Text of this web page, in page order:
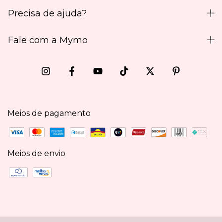
Precisa de ajuda?
Fale com a Mymo
Meios de pagamento
Meios de envio